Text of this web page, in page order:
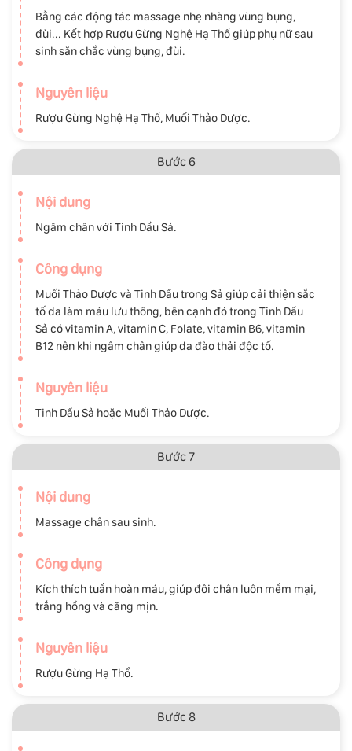
Bằng các động tác massage nhẹ nhàng vùng bụng,
đùi... Kết hợp Rượu Gừng Nghệ Hạ Thổ giúp phụ nữ sau
sinh săn chắc vùng bụng, đùi.
Nguyên liệu
Rượu Gừng Nghệ Hạ Thổ, Muối Thảo Dược.
Bước 6
Nội dung
Ngâm chân với Tinh Dầu Sả.
Công dụng
Muối Thảo Dược và Tinh Dầu trong Sả giúp cải thiện sắc
tố da làm máu lưu thông, bên cạnh đó trong Tinh Dầu
Sả có vitamin A, vitamin C, Folate, vitamin B6, vitamin
B12 nên khi ngâm chân giúp da đào thải độc tố.
Nguyên liệu
Tinh Dầu Sả hoặc Muối Thảo Dược.
Bước 7
Nội dung
Massage chân sau sinh.
Công dụng
Kích thích tuần hoàn máu, giúp đôi chân luôn mềm mại,
trắng hồng và căng mịn.
Nguyên liệu
Rượu Gừng Hạ Thổ.
Bước 8